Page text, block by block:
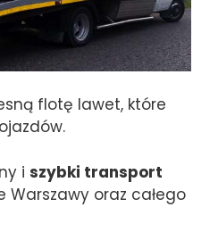
flotę lawet, które
i szybki transport
Warszawy oraz całego